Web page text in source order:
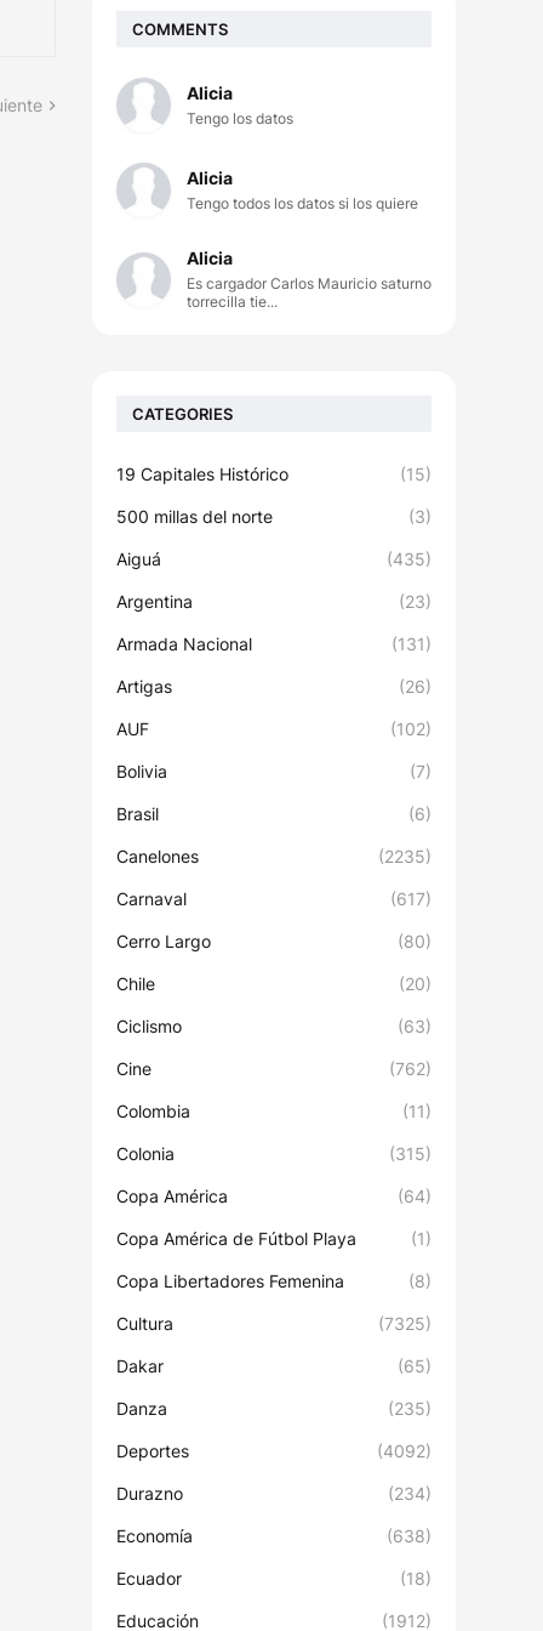
COMMENTS
Alicia
Tengo los datos
Alicia
Tengo todos los datos si los quiere
Alicia
Es cargador Carlos Mauricio saturno
torrecilla tie...
CATEGORIES
19 Capitales Histórico (15)
500 millas del norte (3)
Aiguá (435)
Argentina (23)
Armada Nacional (131)
Artigas (26)
AUF (102)
Bolivia (7)
Brasil (6)
Canelones (2235)
Carnaval (617)
Cerro Largo (80)
Chile (20)
Ciclismo (63)
Cine (762)
Colombia (11)
Colonia (315)
Copa América (64)
Copa América de Fútbol Playa (1)
Copa Libertadores Femenina (8)
Cultura (7325)
Dakar (65)
Danza (235)
Deportes (4092)
Durazno (234)
Economía (638)
Ecuador (18)
Educación (1912)